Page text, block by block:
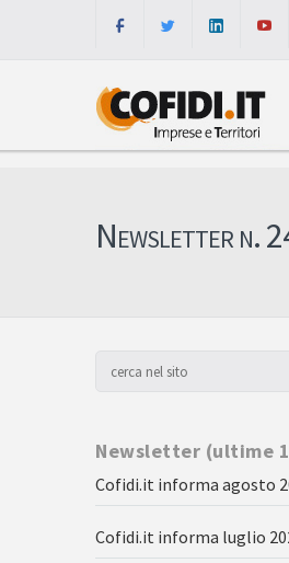
Newsletter n.
Newsletter (ultime
Cofidi.it informa agosto
Cofidi.it informa luglio